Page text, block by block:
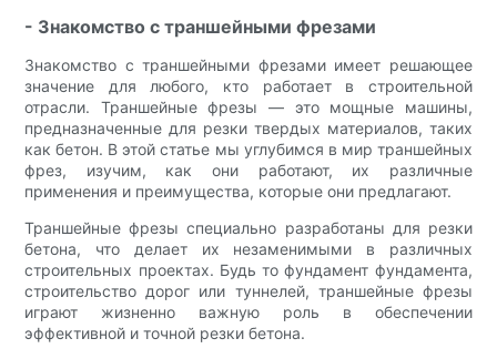
- Знакомство с траншейными фрезами
Знакомство с траншейными фрезами имеет решающее
значение для любого, кто работает в строительной
отрасли. Траншейные фрезы — это мощные машины,
предназначенные для резки твердых материалов, таких
как бетон. В этой статье мы углубимся в мир траншейных
фрез, изучим, как они работают, их различные
применения и преимущества, которые они предлагают.
Траншейные фрезы специально разработаны для резки
бетона, что делает их незаменимыми в различных
строительных проектах. Будь то фундамент фундамента,
строительство дорог или туннелей, траншейные фрезы
играют жизненно важную роль в обеспечении
эффективной и точной резки бетона.